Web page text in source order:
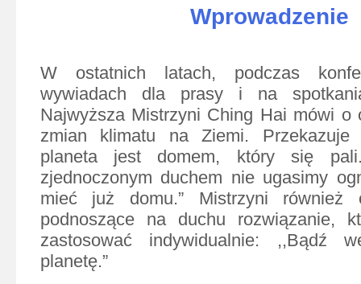
Wprowadzenie
W ostatnich latach, podczas
wywiadach dla prasy i na
Najwyższa Mistrzyni Ching Hai mówi o
zmian klimatu na Ziemi. Przekazuje
planeta jest domem, który się
zjednoczonym duchem nie ugasimy
mieć już domu.” Mistrzyni również
podnoszące na duchu rozwiązanie,
zastosować indywidualnie: ,,Bądź
planetę.”